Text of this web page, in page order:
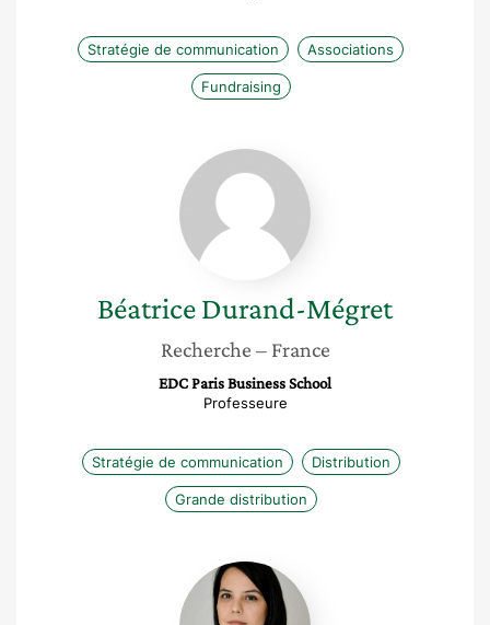
Stratégie de communication Associations
Fundraising
Béatrice
Durand-
Mégret
BéatriceDurand-Mégret
Recherche – France
EDC Paris Business School
Professeure
Stratégie de communication Distribution
Grande distribution
Anaïs
Rassat